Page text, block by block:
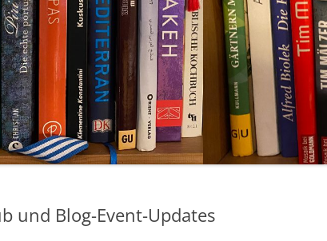
und Blog-Event-Updates